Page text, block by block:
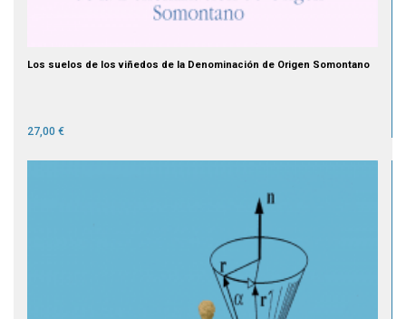
Los suelos de los viñedos de la Denominación de Origen Somontano
27,00 €